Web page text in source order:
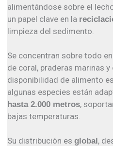
alimentándose sobre el
un papel clave en la
limpieza del sedimento.
Se concentran sobre todo en
de coral, praderas marinas
disponibilidad de alimento
algunas especies están
hasta 2.000 metros,
bajas temperaturas.
Su distribución es global,